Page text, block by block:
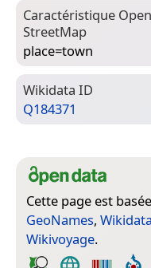
Caractéristique
Street­Map
place=­town
Wiki­data ID
Q184371
Cette page est
GeoNames, Wikidata
Wikivoyage.